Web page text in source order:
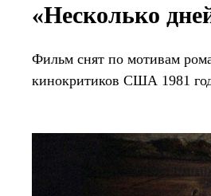
«Несколько
Фильм снят по мотивам
кинокритиков США 1981